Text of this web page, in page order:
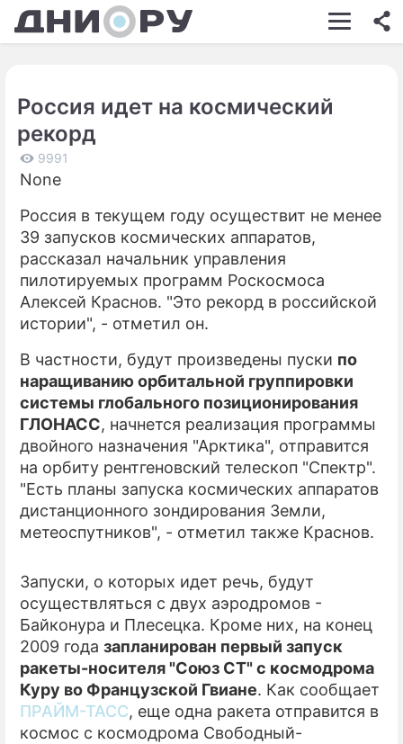
ШОУ-БИЗНЕС
КИНО
ЭКОНОМИКА
ПРОИСШЕСТВИЯ
СЕРИАЛЫ
ИГРЫ
ПРЕСС-РЕЛИЗЫ
О ПРОЕКТЕ
Россия идет на космический
рекорд
9991
None
Россия в текущем году осуществит не менее
39 запусков космических аппаратов,
рассказал начальник управления
пилотируемых программ Роскосмоса
Алексей Краснов. "Это рекорд в российской
истории", - отметил он.
В частности, будут произведены пуски по
наращиванию орбитальной группировки
системы глобального позиционирования
ГЛОНАСС, начнется реализация программы
двойного назначения "Арктика", отправится
на орбиту рентгеновский телескоп "Спектр".
"Есть планы запуска космических аппаратов
дистанционного зондирования Земли,
метеоспутников", - отметил также Краснов.
Запуски, о которых идет речь, будут
осуществляться с двух аэродромов -
Байконура и Плесецка. Кроме них, на конец
2009 года запланирован первый запуск
ракеты-носителя "Союз СТ" с космодрома
Куру во Французской Гвиане. Как сообщает
ПРАЙМ-ТАСС, еще одна ракета отправится в
космос с космодрома Свободный-